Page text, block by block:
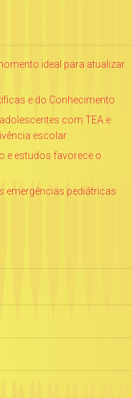
ideal para atualizar
e do Conhecimento
com TEA e
escolar
e estudos favorece o
emergências pediátricas